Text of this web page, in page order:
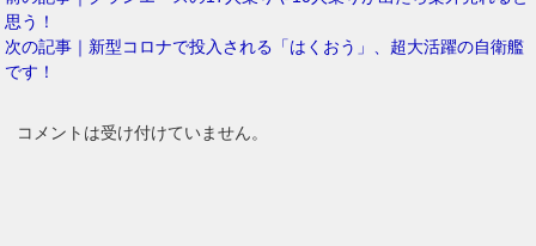
思う！
次の記事｜新型コロナで投入される「はくおう」、超大活躍の自衛艦
です！
コメントは受け付けていません。